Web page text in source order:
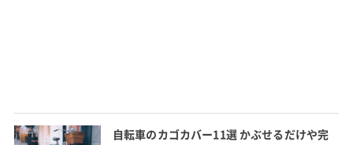
自転車のカゴカバー11選 かぶせるだけや完